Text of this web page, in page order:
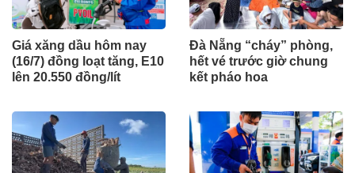
Giá xăng dầu hôm nay
(16/7) đồng loạt tăng, E10
lên 20.550 đồng/lít
Đà Nẵng “cháy” phòng,
hết vé trước giờ chung
kết pháo hoa